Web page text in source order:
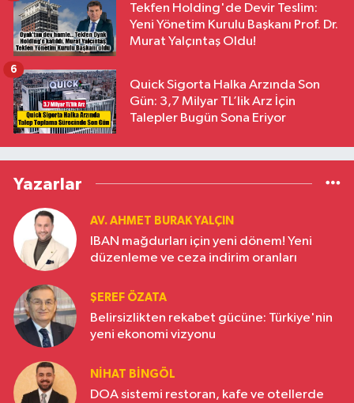
Tekfen Holding'de Devir Teslim:
Yeni Yönetim Kurulu Başkanı Prof. Dr.
Murat Yalçıntaş Oldu!
Quick Sigorta Halka Arzında Son
Gün: 3,7 Milyar TL’lik Arz İçin
Talepler Bugün Sona Eriyor
6
Yazarlar
AV. AHMET BURAK YALÇIN
IBAN mağdurları için yeni dönem! Yeni
düzenleme ve ceza indirim oranları
ŞEREF ÖZATA
Belirsizlikten rekabet gücüne: Türkiye'nin
yeni ekonomi vizyonu
NIHAT BINGÖL
DOA sistemi restoran, kafe ve otellerde